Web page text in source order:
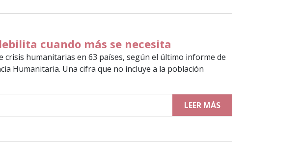
cuando más se necesita
crisis humanitarias en 63 países, según el último informe de
Humanitaria. Una cifra que no incluye a la población
LEER MÁS